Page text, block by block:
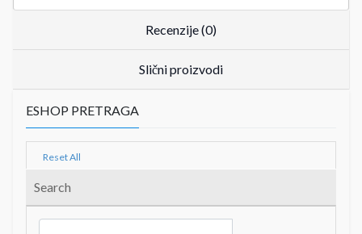
Recenzije (0)
Slični proizvodi
ESHOP PRETRAGA
Reset All
Search